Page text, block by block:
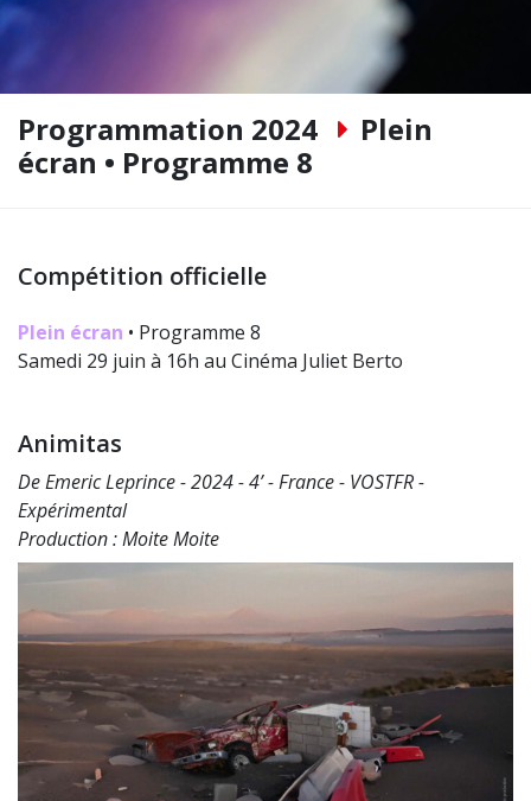
Programmation 2024
Plein
écran • Programme 8
Compétition officielle
Plein écran • Programme 8
Samedi 29 juin à 16h au Cinéma Juliet Berto
Animitas
De Emeric Leprince - 2024 - 4’ - France - VOSTFR -
Expérimental
Production : Moite Moite